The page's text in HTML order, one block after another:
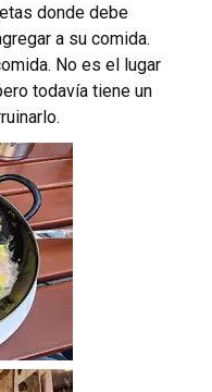
donde debe
a su comida.
No es el lugar
todavía tiene un